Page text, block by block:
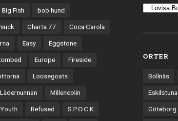
Big Fish bob hund
Charta 77 Coca Carola
Easy Eggstone
Europe Fireside
Loosegoats
Lädernunnan Millencolin
Refused S.P.O.C.K
ORTER
Bollnäs
Eskilstuna
Göteborg